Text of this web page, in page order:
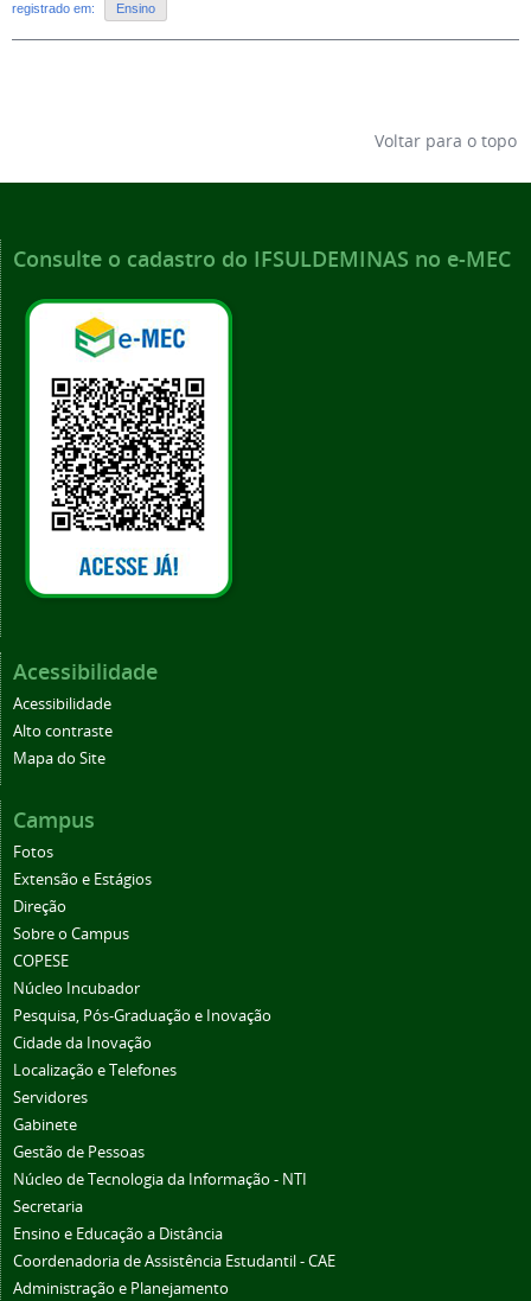
registrado em: Ensino
Voltar para o topo
Consulte o cadastro do IFSULDEMINAS no e-MEC
Acessibilidade
Acessibilidade
Alto contraste
Mapa do Site
Campus
Fotos
Extensão e Estágios
Direção
Sobre o Campus
COPESE
Núcleo Incubador
Pesquisa, Pós-Graduação e Inovação
Cidade da Inovação
Localização e Telefones
Servidores
Gabinete
Gestão de Pessoas
Núcleo de Tecnologia da Informação - NTI
Secretaria
Ensino e Educação a Distância
Coordenadoria de Assistência Estudantil - CAE
Administração e Planejamento